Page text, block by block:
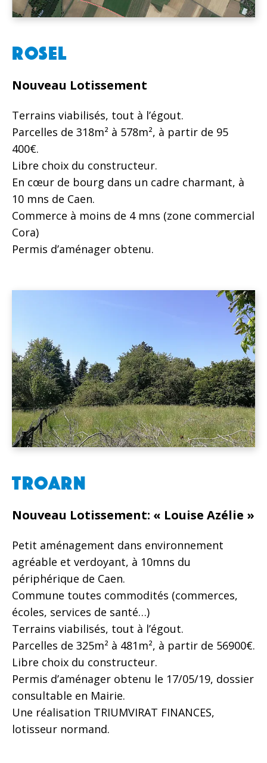
ROSEL
Nouveau Lotissement
Terrains viabilisés, tout à l’égout.
Parcelles de 318m² à 578m², à partir de 95
400€.
Libre choix du constructeur.
En cœur de bourg dans un cadre charmant, à
10 mns de Caen.
Commerce à moins de 4 mns (zone commercial
Cora)
Permis d’aménager obtenu.
TROARN
Nouveau Lotissement: « Louise Azélie »
Petit aménagement dans environnement
agréable et verdoyant, à 10mns du
périphérique de Caen.
Commune toutes commodités (commerces,
écoles, services de santé…)
Terrains viabilisés, tout à l’égout.
Parcelles de 325m² à 481m², à partir de 56900€.
Libre choix du constructeur.
Permis d’aménager obtenu le 17/05/19, dossier
consultable en Mairie.
Une réalisation TRIUMVIRAT FINANCES,
lotisseur normand.